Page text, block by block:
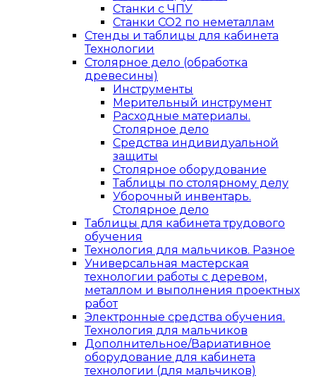
Станки с ЧПУ
Станки СО2 по неметаллам
Стенды и таблицы для кабинета
Технологии
Столярное дело (обработка
древесины)
Инструменты
Мерительный инструмент
Расходные материалы.
Столярное дело
Средства индивидуальной
защиты
Столярное оборудование
Таблицы по столярному делу
Уборочный инвентарь.
Столярное дело
Таблицы для кабинета трудового
обучения
Технология для мальчиков. Разное
Универсальная мастерская
технологии работы с деревом,
металлом и выполнения проектных
работ
Электронные средства обучения.
Технология для мальчиков
Дополнительное/Вариативное
оборудование для кабинета
технологии (для мальчиков)